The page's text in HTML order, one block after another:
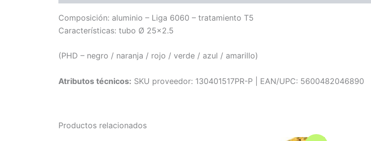
Composición: aluminio – Liga 6060 – tratamiento T5
Características: tubo Ø 25×2.5
(PHD – negro / naranja / rojo / verde / azul / amarillo)
Atributos técnicos: SKU proveedor: 130401517PR-P | EAN/UPC: 5600482046890
Productos relacionados